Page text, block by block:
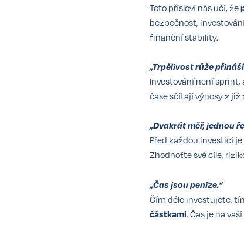
Toto přísloví nás učí, že
bezpečnost,
finanční stability.
„Trpělivost růže
Investování není sprint,
čase sčítají výnosy z
„Dvakrát měř, jednou
Před každou investicí
Zhodnoťte své cíle,
„Čas jsou peníze.“
Čím déle investujete,
částkami. Čas je na